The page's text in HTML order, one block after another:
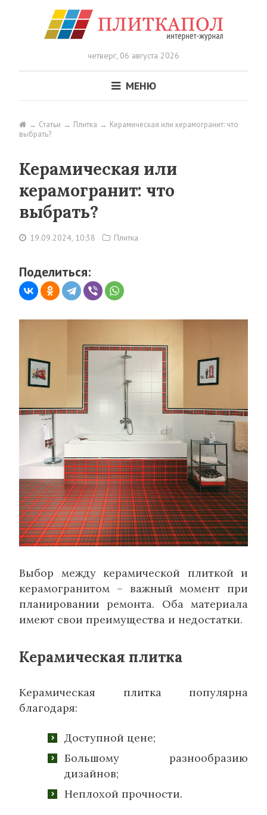
четверг, 06 августа 2026
МЕНЮ
Статьи Плитка
Керамическая или керамогранит: что
выбрать?
Керамическая или
керамогранит: что
выбрать?
19.09.2024, 10:38 Плитка
Поделиться:
Выбор между керамической плиткой и
керамогранитом – важный момент при
планировании ремонта. Оба материала
имеют свои преимущества и недостатки.
Керамическая плитка
Керамическая плитка популярна
благодаря:
Доступной цене;
Большому разнообразию
дизайнов;
Неплохой прочности.